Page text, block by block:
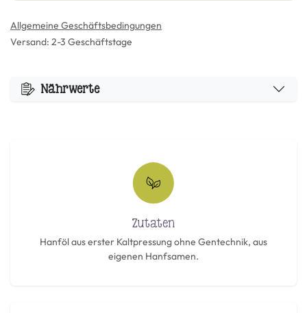
Allgemeine Geschäftsbedingungen
Versand: 2-3 Geschäftstage
Nährwerte
Zutaten
Hanföl aus erster Kaltpressung ohne Gentechnik, aus
eigenen Hanfsamen.